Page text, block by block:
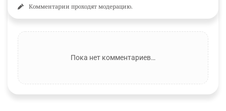
Комментарии проходят модерацию.
Пока нет комментариев…